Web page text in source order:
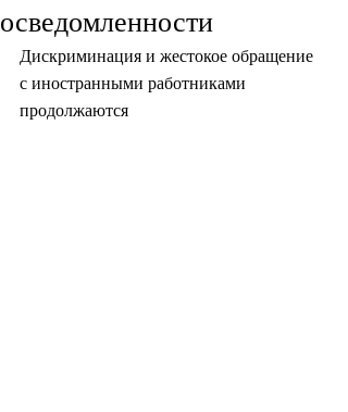
осведомленности
Дискриминация и жестокое обращение
с иностранными работниками
продолжаются